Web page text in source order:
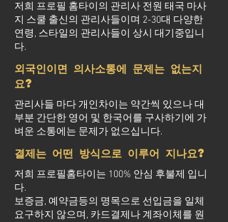
저희 프로필 홈타이의 관리사 전원 태국 마사
지 스쿨 출신의 관리사들이며 2-30대 다양한
연령, 스타일의 관리사들이 상시 대기중입니
다.
외국인이면 의사소통에 문제는 없는지
요?
관리사들 마다 개인차이는 약간씩 있으나 대
부분 간단한 영어 및 한국어를 구사하기에 가
벼운 소통에는 문제가 없으십니다.
결제는 어떤 방식으로 이루어 지나요?
저희 프로필홈타이는 100% 안심 후불제 입니
다.
보증금, 예약금등의 명목으로 선입금을 일체
요구하지 않으며, 카드결제나 계좌이체를 원